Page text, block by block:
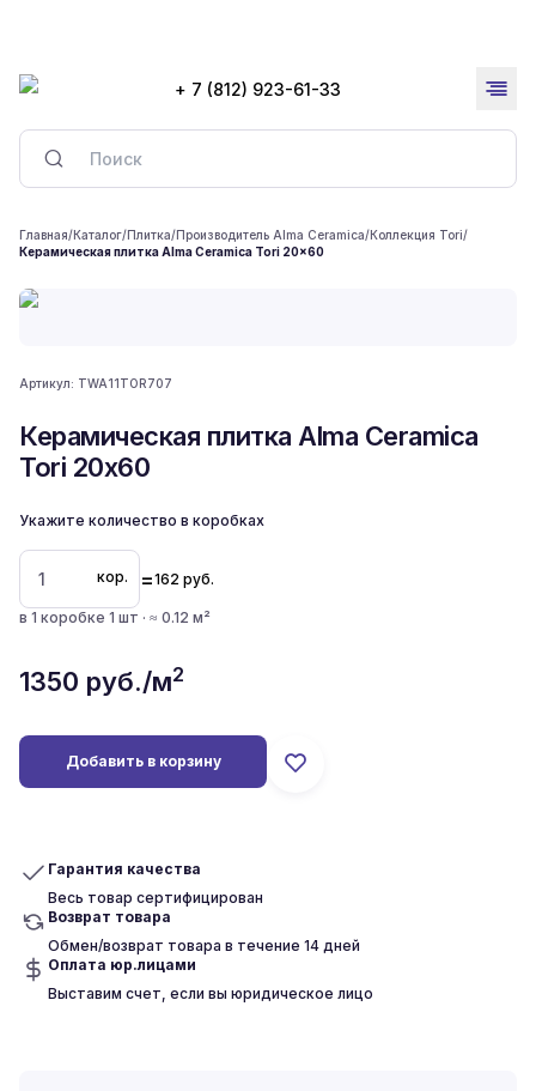
+ 7 (812) 923-61-33
Главная/Каталог/Плитка/Производитель Alma Ceramica/Коллекция Tori/
Керамическая плитка Alma Ceramica Tori 20x60
Артикул: TWA11TOR707
Керамическая плитка Alma Ceramica
Tori 20x60
Укажите количество в коробках
кор. =162 руб.
в 1 коробке 1 шт · ≈ 0.12 м²
1350 руб./м2
Добавить в корзину
Гарантия качества
Весь товар сертифицирован
Возврат товара
Обмен/возврат товара в течение 14 дней
Оплата юр.лицами
Выставим счет, если вы юридическое лицо